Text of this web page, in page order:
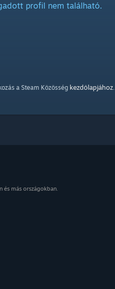
profil nem található.
a Steam Közösség kezdőlapjához.
más országokban.